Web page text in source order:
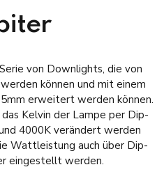
von Downlights, die von
können und mit einem
erweitert werden können.
Kelvin der Lampe per Dip-
4000K verändert werden
Wattleistung auch über Dip-
eingestellt werden.